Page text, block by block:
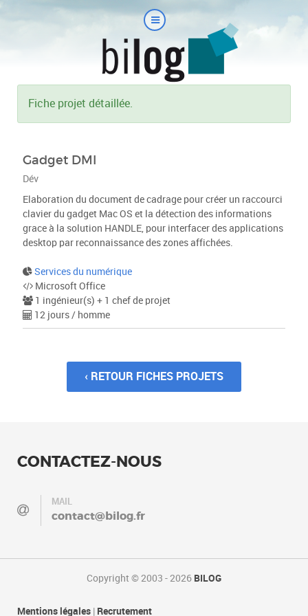
Fiche projet détaillée.
Gadget DMI
Dév
Elaboration du document de cadrage pour créer un raccourci
clavier du gadget Mac OS et la détection des informations
grace à la solution HANDLE, pour interfacer des applications
desktop par reconnaissance des zones affichées.
Services du numérique
Microsoft Office
1 ingénieur(s) + 1 chef de projet
12 jours / homme
‹ RETOUR FICHES PROJETS
CONTACTEZ-NOUS
MAIL
contact@bilog.fr
Copyright © 2003 - 2026 BILOG
Mentions légales | Recrutement